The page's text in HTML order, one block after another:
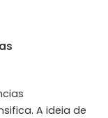
A ideia de